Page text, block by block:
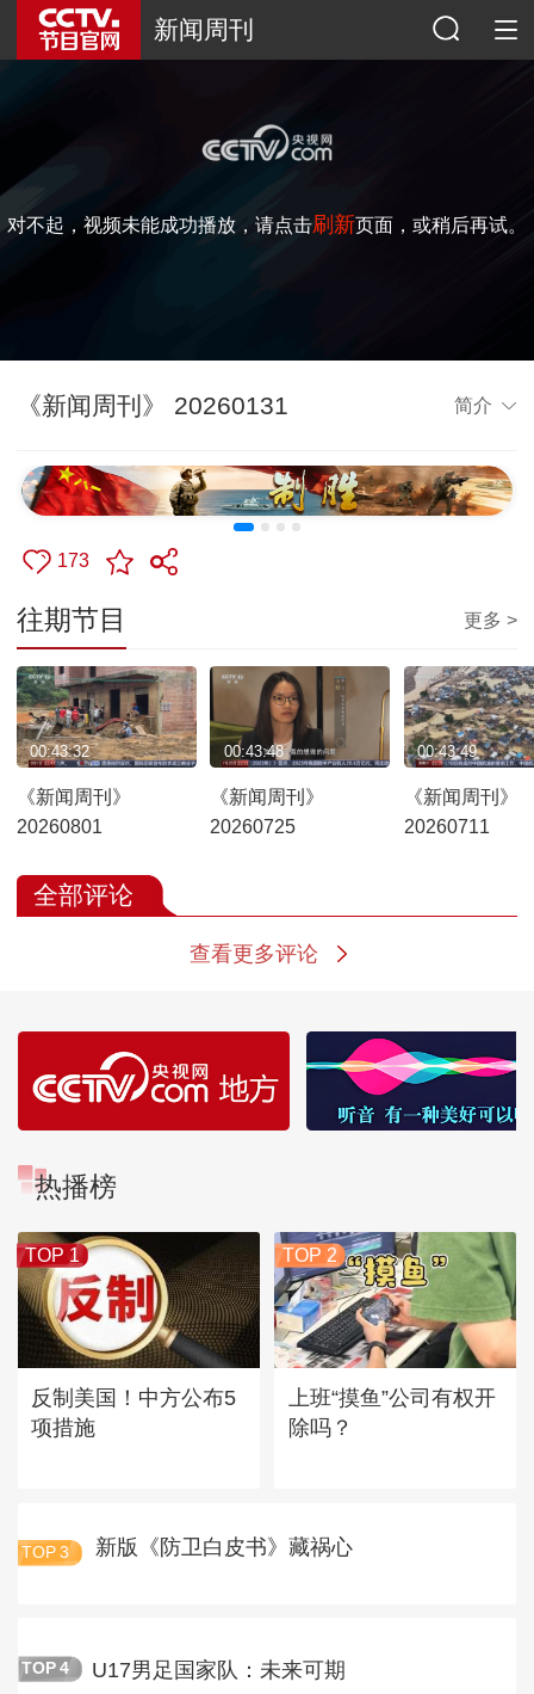
新闻周刊
对不起，视频未能成功播放，请点击刷新页面，或稍后再试。
《新闻周刊》 20260131 简介
173
往期节目 更多 >
《新闻周刊》
20260801
00:43:32
《新闻周刊》
20260725
00:43:48
《新闻周刊》
20260711
00:43:49
全部评论
查看更多评论
热播榜
TOP 1
反制美国！中方公布5
项措施
TOP 2
上班“摸鱼”公司有权开
除吗？
TOP 3 新版《防卫白皮书》藏祸心
TOP 4 U17男足国家队：未来可期